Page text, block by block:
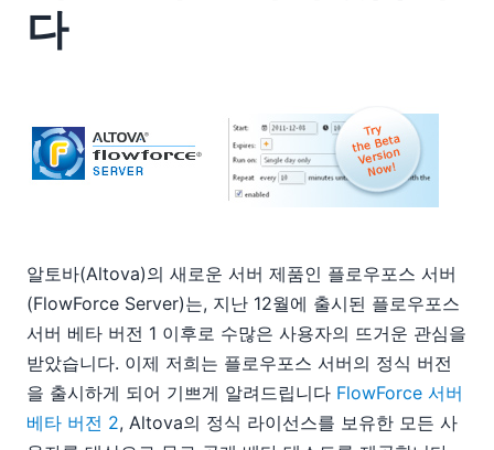
05
06
10
11
2008
2007
다
알토바(Altova)의 새로운 서버 제품인 플로우포스 서버
(FlowForce Server)는, 지난 12월에 출시된 플로우포스
서버 베타 버전 1 이후로 수많은 사용자의 뜨거운 관심을
받았습니다. 이제 저희는 플로우포스 서버의 정식 버전
을 출시하게 되어 기쁘게 알려드립니다 FlowForce 서버
베타 버전 2, Altova의 정식 라이선스를 보유한 모든 사